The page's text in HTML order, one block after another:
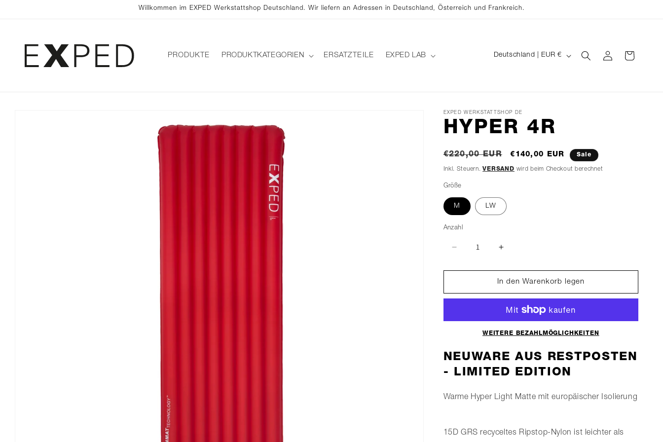
Willkommen im EXPED Werkstattshop Deutschland. Wir liefern an Adressen in Deutschland, Österreich und Frankreich.
PRODUKTE PRODUKTKATEGORIEN ERSATZTEILE EXPED LAB
L
/
R
G
I
N
Deutschland | EUR € EINLOGGEN
WARENKORB
EXPED WERKSTATTSHOP DE
HYPER 4R
Normaler
Preis
€220,00 EUR Verkaufspreis
€140,00 EUR Sale
Inkl. Steuern.VERSAND wird beim Checkout berechnet
Größe
M LW
Anzahl
Verringere
Menge
Hyper
Erhöhe
Menge
für
Hyper
In den Warenkorb legen
WEITERE BEZAHLMÖGLICHKEITEN
NEUWARE AUS RESTPOSTEN
- LIMITED EDITION
Warme Hyper Light Matte mit europäischer Isolierung
15D GRS recyceltes Ripstop-Nylon ist leichter als